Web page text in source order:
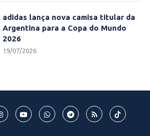
adidas lança nova camisa titular da
Argentina para a Copa do Mundo
2026
19/07/2026